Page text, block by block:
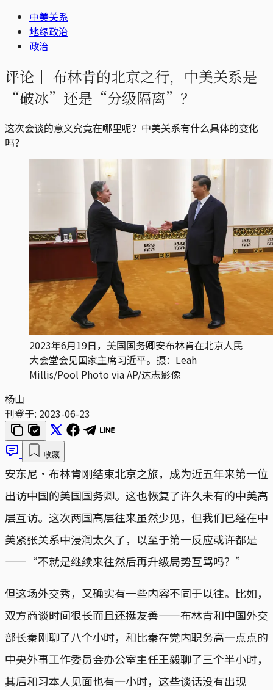
中美关系
地缘政治
政治
评论｜ 布林肯的北京之行，中美关系是
“破冰”还是“分级隔离”？
这次会谈的意义究竟在哪里呢？中美关系有什么具体的变化
吗？
2023年6月19日，美国国务卿安布林肯在北京人民
大会堂会见国家主席习近平。摄：Leah
Millis/Pool Photo via AP/达志影像
杨山
刊登于: 2023-06-23
收藏
安东尼·布林肯刚结束北京之旅，成为近五年来第一位
出访中国的美国国务卿。这也恢复了许久未有的中美高
层互访。这次两国高层往来虽然少见，但我们已经在中
美紧张关系中浸润太久了，以至于第一反应或许都是
——“不就是继续来往然后再升级局势互骂吗？”
但这场外交秀，又确实有一些内容不同于以往。比如，
双方商谈时间很长而且还挺友善——布林肯和中国外交
部长秦刚聊了八个小时，和比秦在党内职务高一点点的
中央外事工作委员会办公室主任王毅聊了三个半小时，
其后和习本人见面也有一小时，这些谈话没有出现